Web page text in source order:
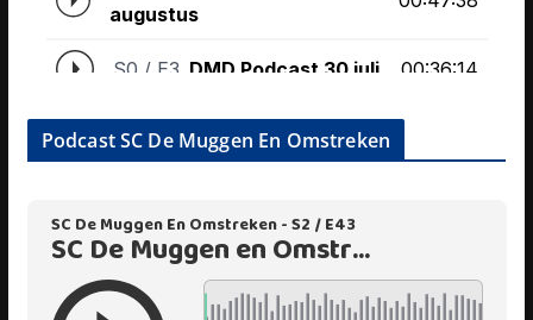
Podcast SC De Muggen En Omstreken